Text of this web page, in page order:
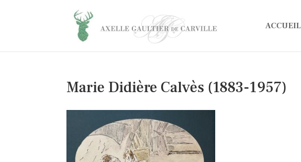
ACCUEIL
Marie Didière Calvès (1883-1957)